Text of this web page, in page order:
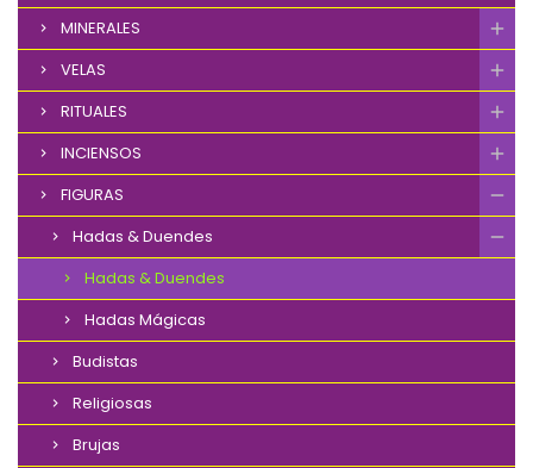
MINERALES
VELAS
RITUALES
INCIENSOS
FIGURAS
Hadas & Duendes
Hadas & Duendes
Hadas Mágicas
Budistas
Religiosas
Brujas